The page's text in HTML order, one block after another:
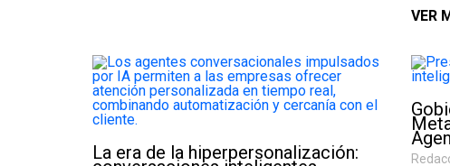
VER
La era de la hiperpersonalización: